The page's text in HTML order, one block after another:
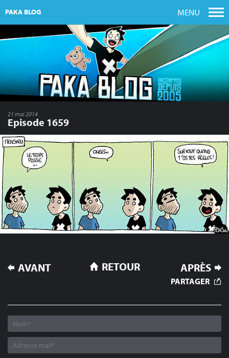
PAKA BLOG MENU
21 mai 2014
Episode 1659
NAVIGATION
DE
AVANT APRÈS
RETOUR
PARTAGER